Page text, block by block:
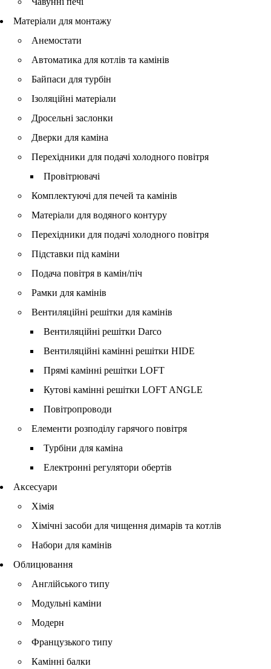
Матеріали для монтажу
Анемостати
Автоматика для котлів та камінів
Байпаси для турбін
Ізоляційні матеріали
Дросельні заслонки
Дверки для каміна
Перехідники для подачі холодного повітря
Провітрювачі
Комплектуючі для печей та камінів
Матеріали для водяного контуру
Перехідники для подачі холодного повітря
Підставки під каміни
Подача повітря в камін/піч
Рамки для камінів
Вентиляційні решітки для камінів
Вентиляційні решітки Darco
Вентиляційні камінні решітки HIDE
Прямі камінні решітки LOFT
Кутові камінні решітки LOFT ANGLE
Повітропроводи
Елементи розподілу гарячого повітря
Турбіни для каміна
Електронні регулятори обертів
Аксесуари
Хімія
Хімічні засоби для чищення димарів та котлів
Набори для камінів
Облицювання
Англійського типу
Модульні каміни
Модерн
Французького типу
Камінні балки